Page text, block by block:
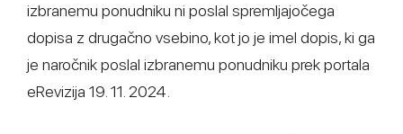
izbranemu ponudniku ni poslal spremljajočega
dopisa z drugačno vsebino, kot jo je imel dopis, ki ga
je naročnik poslal izbranemu ponudniku prek portala
eRevizija 19. 11. 2024.